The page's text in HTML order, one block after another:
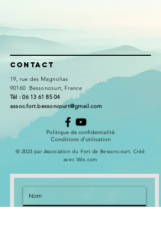
Contact
19, rue des Magnolias
90160 Bessoncourt, France
​Tél :06 13 61 85 04
assoc.fort.bessoncourt@gmail.com
Politique de confidentialité
Conditions d'utilisation
© 2023 par Association du Fort de Bessoncourt. Créé
avecWix.com